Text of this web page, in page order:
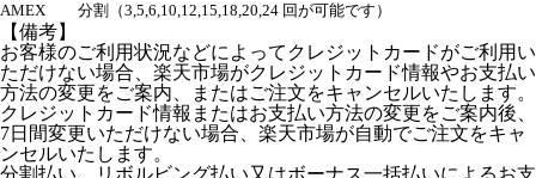
AMEX
分割（3,5,6,10,12,15,18,20,24 回が可能です）
【備考】
お客様のご利用状況などによってクレジットカードがご利用い
ただけない場合、楽天市場がクレジットカード情報やお支払い
方法の変更をご案内、またはご注文をキャンセルいたします。
クレジットカード情報またはお支払い方法の変更をご案内後、
7日間変更いただけない場合、楽天市場が自動でご注文をキャ
ンセルいたします。
分割払い、リボルビング払い又はボーナス一括払いによるお支